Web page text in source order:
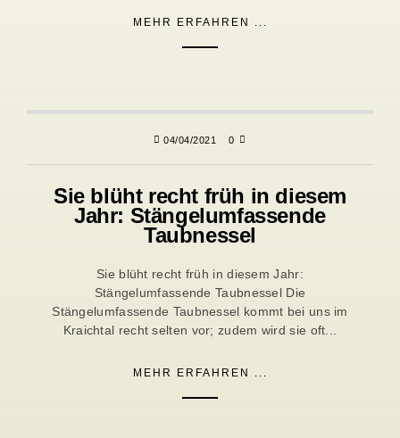
MEHR ERFAHREN ...
04/04/2021 0
Sie blüht recht früh in diesem
Jahr: Stängelumfassende
Taubnessel
Sie blüht recht früh in diesem Jahr:
Stängelumfassende Taubnessel Die
Stängelumfassende Taubnessel kommt bei uns im
Kraichtal recht selten vor; zudem wird sie oft...
MEHR ERFAHREN ...